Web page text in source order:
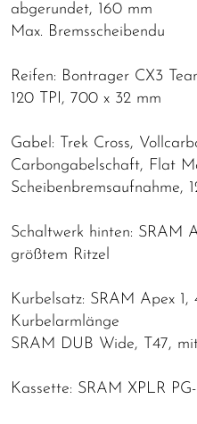
abgerundet, 160 mm
Max. Bremsscheibendu
Reifen: Bontrager CX3
120 TPI, 700 x 32 mm
Gabel: Trek Cross,
Carbongabelschaft, Flat
Scheibenbremsaufnahme,
Schaltwerk hinten: SRAM
größtem Ritzel
Kurbelsatz: SRAM Apex
Kurbelarmlänge
SRAM DUB Wide, T47,
Kassette: SRAM XPLR PG-